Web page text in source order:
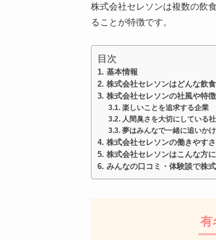
株式会社セレソンは複数の飲
ることが特徴です。
目次
基本情報
株式会社セレソンはどんな飲
株式会社セレソンの社風や特
楽しいことを追求する企業
人間臭さを大切にしている
夢はみんなで一緒に追いか
株式会社セレソンの働きやす
株式会社セレソンはこんな方
みんなの口コミ・体験談で株
有